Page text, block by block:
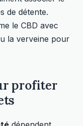
de détente.
le CBD avec
la verveine pour
profiter